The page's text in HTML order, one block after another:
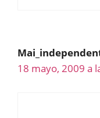
18 mayo, 2009 a